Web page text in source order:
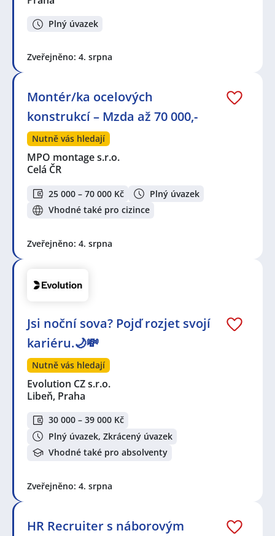
Plný úvazek
Zveřejněno: 4. srpna
Montér/ka ocelových
konstrukcí – Mzda až 70 000,-
Nutně vás hledají
MPO montage s.r.o.
Celá ČR
25 000 – 70 000 Kč
Plný úvazek
Vhodné také pro cizince
Zveřejněno: 4. srpna
Jsi noční sova? Pojď rozjet svojí
kariéru.🌙💸
Nutně vás hledají
Evolution CZ s.r.o.
Libeň, Praha
30 000 – 39 000 Kč
Plný úvazek, Zkrácený úvazek
Vhodné také pro absolventy
Zveřejněno: 4. srpna
HR Recruiter s náborovým